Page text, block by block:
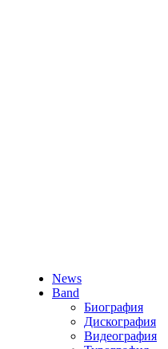
News
Band
Биография
Дискография
Видеография